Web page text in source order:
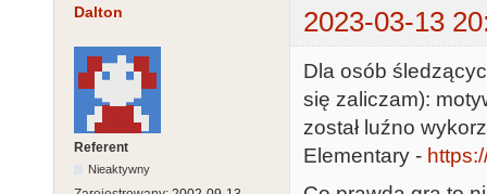
Dalton 2023-03-13
Referent
Nieaktywny
Dla osób
się zaliczam):
został luźno
Elementary -